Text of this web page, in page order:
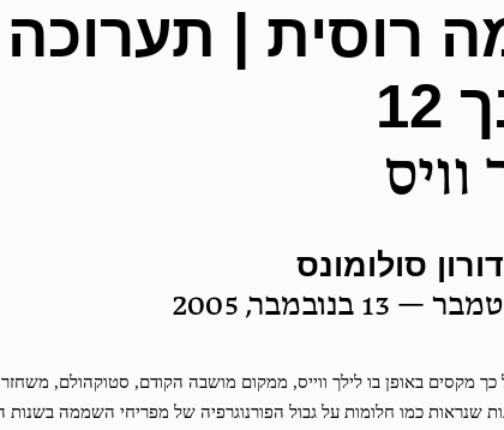
רוסית |
וויס
סולומונס
מקסים באופן בו לילך ווייס, ממקום מושבה הקודם, סטוקהולם,
שנראות כמו חלומות על גבול הפורנוגרפיה של מפריחי השממה